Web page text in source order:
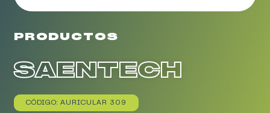
PRODUCTOS
SAENTECH
CÓDIGO: AURICULAR 309